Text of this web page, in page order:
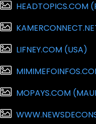
HEADTOPICS.COM
LIFNEY.COM (USA)
MOPAYS.COM